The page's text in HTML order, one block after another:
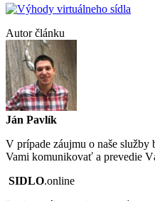
Autor článku
Ján Pavlík
V prípade záujmu o naše služby
Vami komunikovať a prevedie
SIDLO.online